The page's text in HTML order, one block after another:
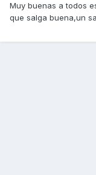
Muy buenas a todos
que salga buena,un